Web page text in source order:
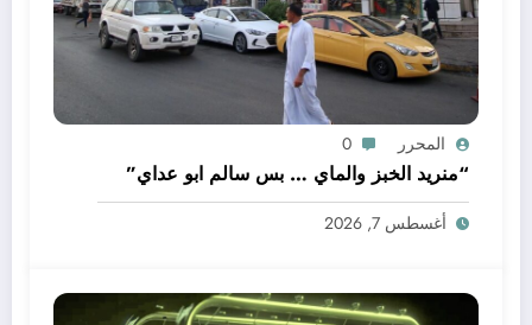
المحرر 0
“منريد الخبز والماي … بس سالم ابو عداي”
أغسطس 7, 2026